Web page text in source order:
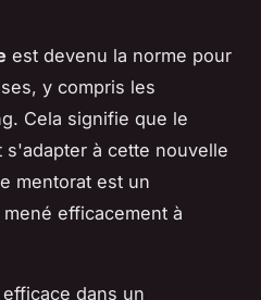
est devenu la norme pour
y compris les
Cela signifie que le
s'adapter à cette nouvelle
mentorat est un
efficacement à
dans un